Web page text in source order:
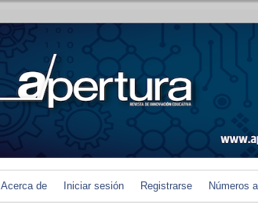
Acerca de Iniciar sesión Registrarse Números